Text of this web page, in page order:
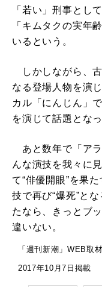
「若い」刑事とし
「キムタクの実年
いるという。
しかしながら、
なる登場人物を演
カル「にんじん」
を演じて話題とな
あと数年で「ア
んな演技を我々に
て“俳優開眼”を果
技で再び“爆死”と
たなら、きっとブ
違いない。
「週刊新潮」WEB取
2017年10月7日掲載